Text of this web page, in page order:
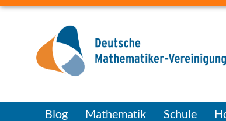
Blog Mathematik Schule